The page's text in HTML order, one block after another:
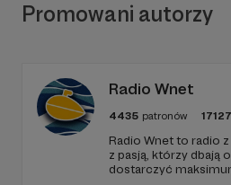
Promowani autorzy
Radio Wnet
4435 patronów
Radio Wnet to radio
z pasją, którzy dbają
dostarczyć